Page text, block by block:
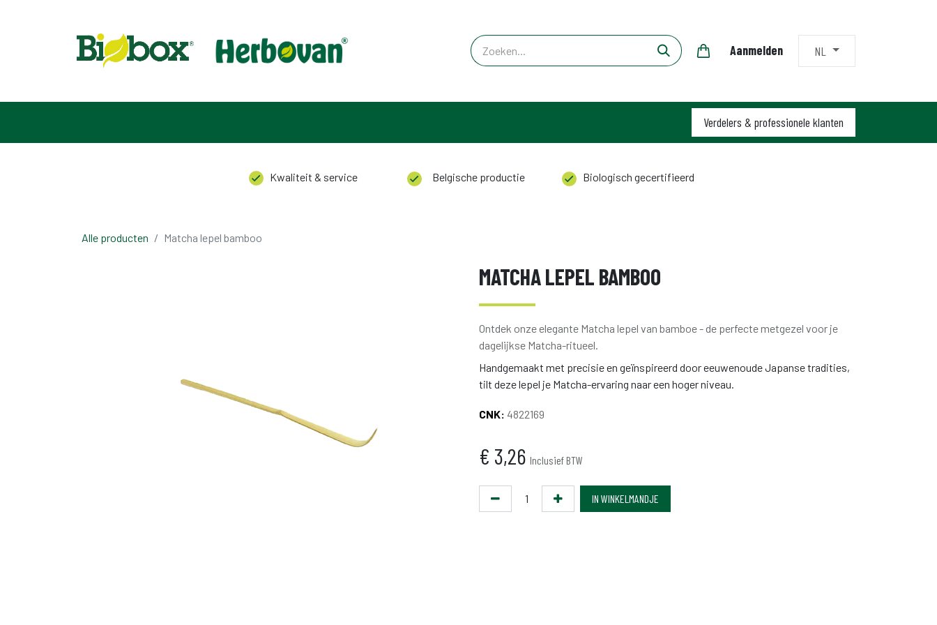
Aanmelden NL
Verdelers & profession​​ele klanten
Belgische productie
Kwaliteit & service Biologisch gecertifieerd
Alle producten Matcha lepel bamboo
MATCHA LEPEL BAMBOO
Ontdek onze elegante Matcha lepel van bamboe - de perfecte metgezel voor je
dagelijkse Matcha-ritueel.
Handgemaakt met precisie en geïnspireerd door eeuwenoude Japanse tradities,
tilt deze lepel je Matcha-ervaring naar een hoger niveau.
CNK: 4822169
€ 3,26 Inclusief BTW
IN WINKELMANDJE